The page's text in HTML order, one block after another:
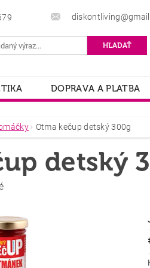
DOPRAVA A PLATBA
Otma kečup detský 300g
detský